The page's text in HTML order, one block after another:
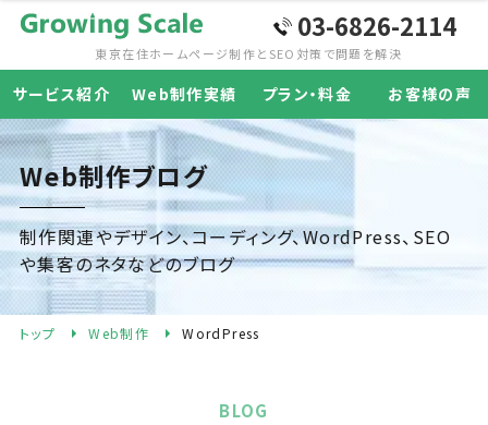
東京在住ホームページ制作と SEO対策で問題を解決
03-6826-2114
サービス紹介 Web制作実績 プラン・料金 お客様の声
Web制作ブログ
制作関連やデザイン、コーディング、WordPress、SEO
や集客のネタなどのブログ
トップ Web制作 WordPress
BLOG